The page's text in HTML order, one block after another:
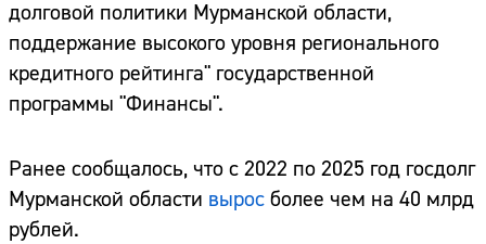
долговой политики Мурманской области,
поддержание высокого уровня регионального
кредитного рейтинга" государственной
программы "Финансы".
Ранее сообщалось, что с 2022 по 2025 год госдолг
Мурманской области вырос более чем на 40 млрд
рублей.